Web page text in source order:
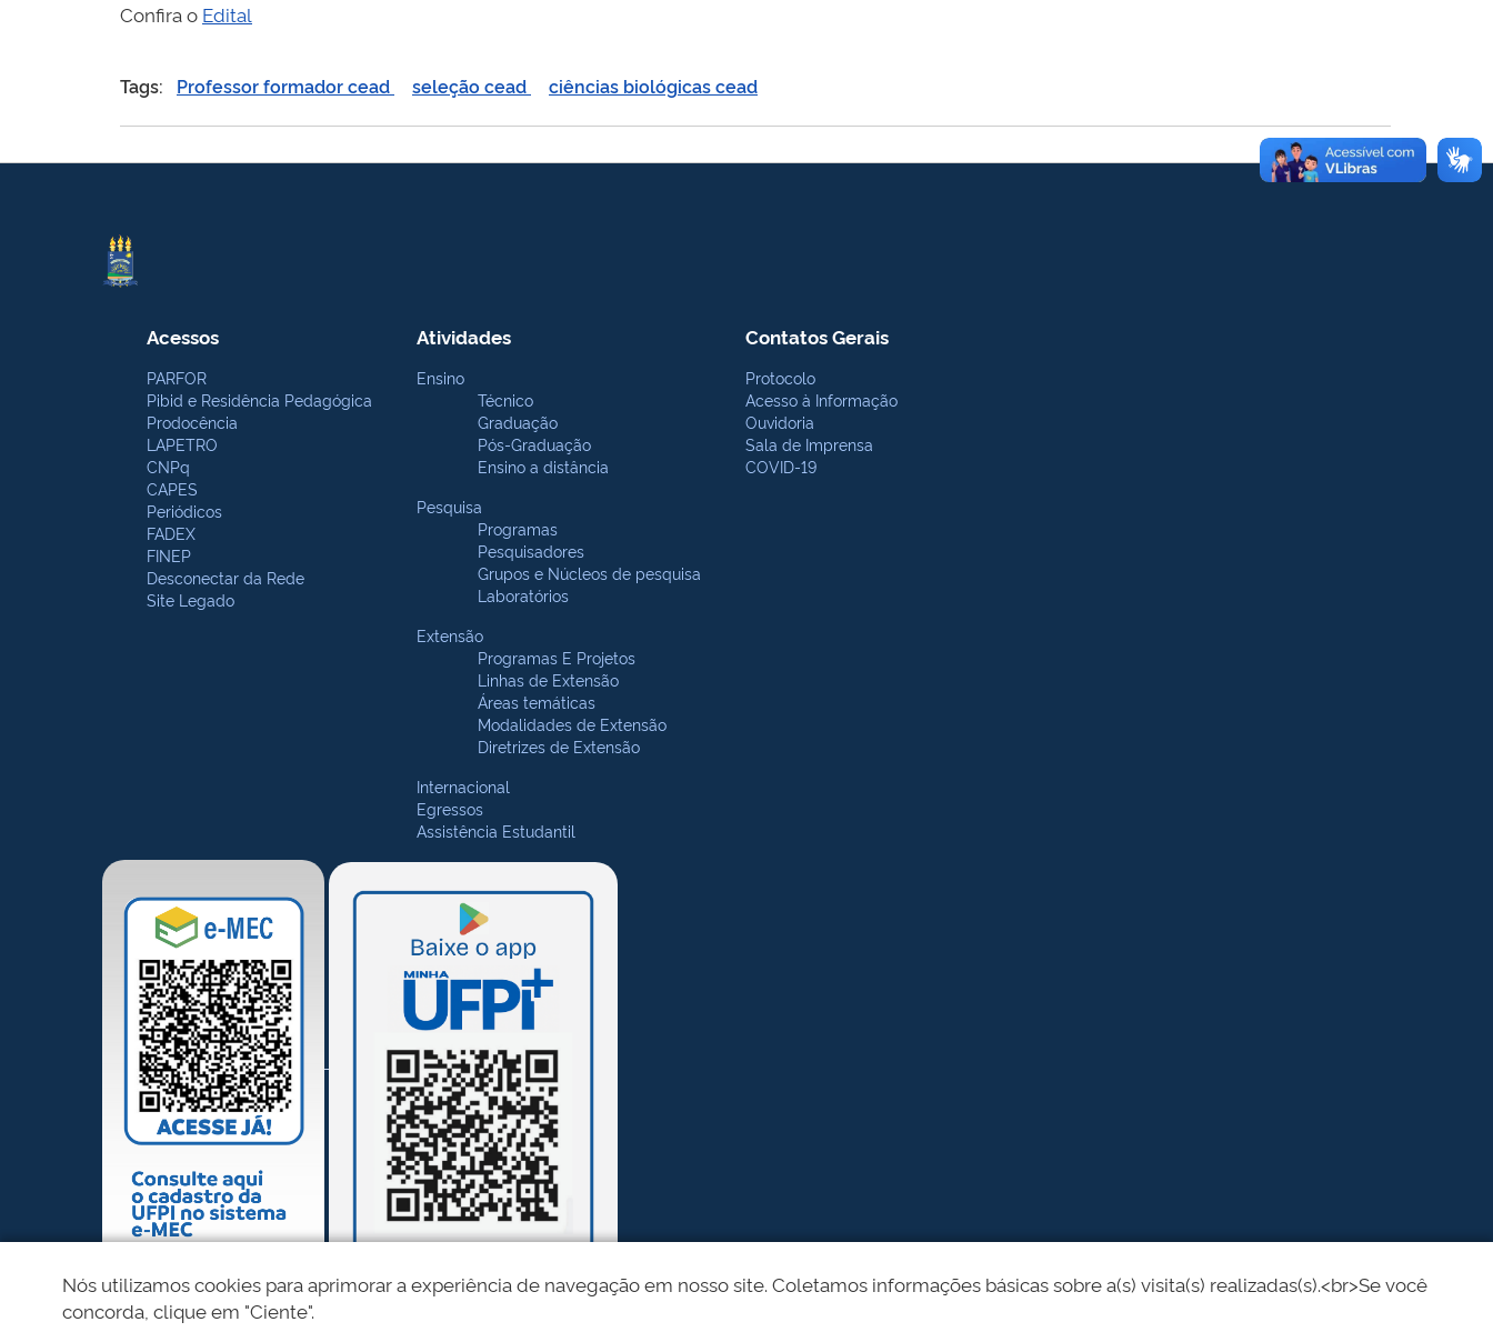
Confira o Edital
Tags: Professor formador cead seleção cead ciências biológicas cead
Acessos
PARFOR
Pibid e Residência Pedagógica
Prodocência
LAPETRO
CNPq
CAPES
Periódicos
FADEX
FINEP
Desconectar da Rede
Site Legado
Atividades
Ensino
Técnico
Graduação
Pós-Graduação
Ensino a distância
Pesquisa
Programas
Pesquisadores
Grupos e Núcleos de pesquisa
Laboratórios
Extensão
Programas E Projetos
Linhas de Extensão
Áreas temáticas
Modalidades de Extensão
Diretrizes de Extensão
Internacional
Egressos
Assistência Estudantil
Contatos Gerais
Protocolo
Acesso à Informação
Ouvidoria
Sala de Imprensa
COVID-19
Nós utilizamos cookies para aprimorar a experiência de navegação em nosso site. Coletamos informações básicas sobre a(s) visita(s) realizadas(s).<br>Se você
concorda, clique em "Ciente".